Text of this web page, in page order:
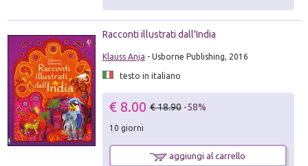
Racconti illustrati dall'India
Klauss Anja - Usborne Publishing, 2016
testo in italiano
€ 8.00 € 18.90 -58%
10 giorni
aggiungi al carrello